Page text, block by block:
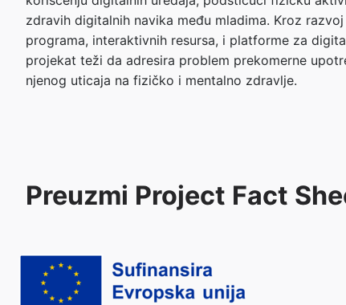
zdravih digitalnih navika među mladima. Kroz
programa, interaktivnih resursa, i platforme za
projekat teži da adresira problem prekomerne
njenog uticaja na fizičko i mentalno zdravlje.
Preuzmi Project Fact